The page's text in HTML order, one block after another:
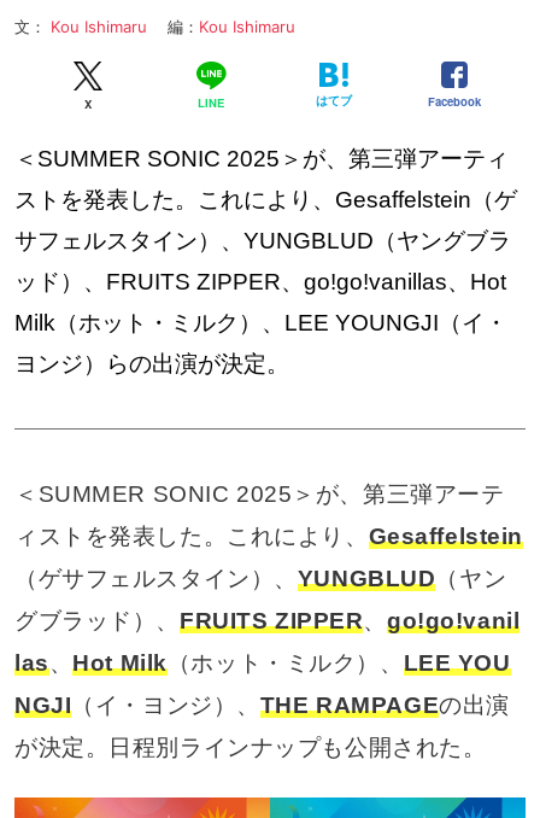
文： Kou Ishimaru 編： Kou Ishimaru
X LINE はてブ Facebook
＜SUMMER SONIC 2025＞が、第三弾アーティ
ストを発表した。これにより、Gesaffelstein（ゲ
サフェルスタイン）、YUNGBLUD（ヤングブラ
ッド）、FRUITS ZIPPER、go!go!vanillas、Hot
Milk（ホット・ミルク）、LEE YOUNGJI（イ・
ヨンジ）らの出演が決定。
＜SUMMER SONIC 2025＞が、第三弾アーテ
ィストを発表した。これにより、 Gesaffelstein
（ゲサフェルスタイン）、 YUNGBLUD （ヤン
グブラッド）、 FRUITS ZIPPER、 go!go!vanil
las、Hot Milk（ホット・ミルク）、 LEE YOU
NGJI （イ・ヨンジ）、 THE RAMPAGEの出演
が決定。日程別ラインナップも公開された。